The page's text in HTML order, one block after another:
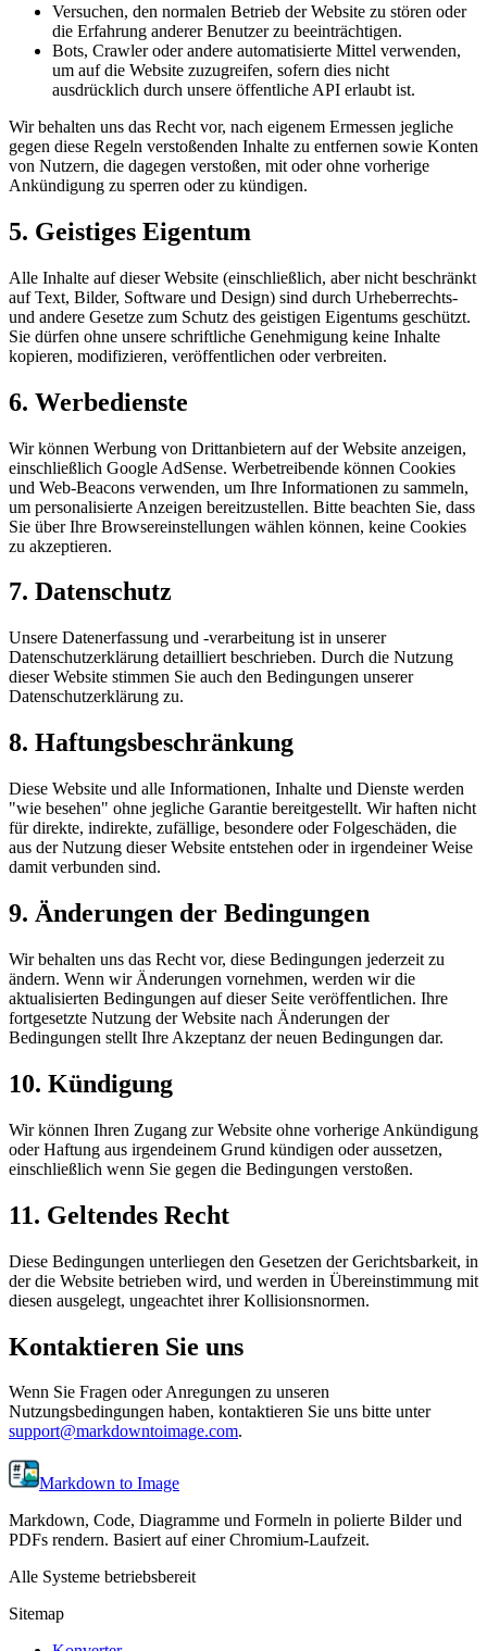
Versuchen, den normalen Betrieb der Website zu stören oder
die Erfahrung anderer Benutzer zu beeinträchtigen.
Bots, Crawler oder andere automatisierte Mittel verwenden,
um auf die Website zuzugreifen, sofern dies nicht
ausdrücklich durch unsere öffentliche API erlaubt ist.
Wir behalten uns das Recht vor, nach eigenem Ermessen jegliche
gegen diese Regeln verstoßenden Inhalte zu entfernen sowie Konten
von Nutzern, die dagegen verstoßen, mit oder ohne vorherige
Ankündigung zu sperren oder zu kündigen.
5. Geistiges Eigentum
Alle Inhalte auf dieser Website (einschließlich, aber nicht beschränkt
auf Text, Bilder, Software und Design) sind durch Urheberrechts-
und andere Gesetze zum Schutz des geistigen Eigentums geschützt.
Sie dürfen ohne unsere schriftliche Genehmigung keine Inhalte
kopieren, modifizieren, veröffentlichen oder verbreiten.
6. Werbedienste
Wir können Werbung von Drittanbietern auf der Website anzeigen,
einschließlich Google AdSense. Werbetreibende können Cookies
und Web-Beacons verwenden, um Ihre Informationen zu sammeln,
um personalisierte Anzeigen bereitzustellen. Bitte beachten Sie, dass
Sie über Ihre Browsereinstellungen wählen können, keine Cookies
zu akzeptieren.
7. Datenschutz
Unsere Datenerfassung und -verarbeitung ist in unserer
Datenschutzerklärung detailliert beschrieben. Durch die Nutzung
dieser Website stimmen Sie auch den Bedingungen unserer
Datenschutzerklärung zu.
8. Haftungsbeschränkung
Diese Website und alle Informationen, Inhalte und Dienste werden
"wie besehen" ohne jegliche Garantie bereitgestellt. Wir haften nicht
für direkte, indirekte, zufällige, besondere oder Folgeschäden, die
aus der Nutzung dieser Website entstehen oder in irgendeiner Weise
damit verbunden sind.
9. Änderungen der Bedingungen
Wir behalten uns das Recht vor, diese Bedingungen jederzeit zu
ändern. Wenn wir Änderungen vornehmen, werden wir die
aktualisierten Bedingungen auf dieser Seite veröffentlichen. Ihre
fortgesetzte Nutzung der Website nach Änderungen der
Bedingungen stellt Ihre Akzeptanz der neuen Bedingungen dar.
10. Kündigung
Wir können Ihren Zugang zur Website ohne vorherige Ankündigung
oder Haftung aus irgendeinem Grund kündigen oder aussetzen,
einschließlich wenn Sie gegen die Bedingungen verstoßen.
11. Geltendes Recht
Diese Bedingungen unterliegen den Gesetzen der Gerichtsbarkeit, in
der die Website betrieben wird, und werden in Übereinstimmung mit
diesen ausgelegt, ungeachtet ihrer Kollisionsnormen.
Kontaktieren Sie uns
Wenn Sie Fragen oder Anregungen zu unseren
Nutzungsbedingungen haben, kontaktieren Sie uns bitte unter
support@markdowntoimage.com.
Markdown to Image
Markdown, Code, Diagramme und Formeln in polierte Bilder und
PDFs rendern. Basiert auf einer Chromium-Laufzeit.
Alle Systeme betriebsbereit
Sitemap